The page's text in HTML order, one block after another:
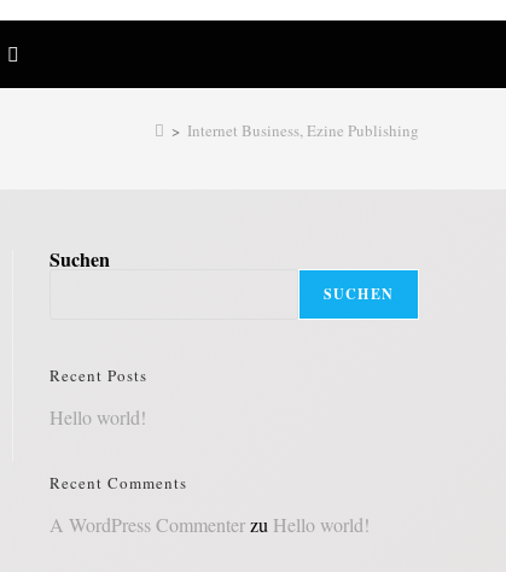
> Internet Business, Ezine Publishing
Suchen
SUCHEN
Recent Posts
Hello world!
Recent Comments
A WordPress Commenterzu Hello world!